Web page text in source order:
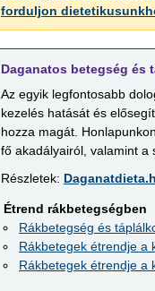
forduljon
Daganatos betegség és
Az egyik legfontosabb
kezelés hatását és
hozza magát.
fő akadályairól, valamint a
Részletek:
Étrend rákbetegségben
Rákbetegség és
Rákbetegek étrendje a
Rákbetegek étrendje a